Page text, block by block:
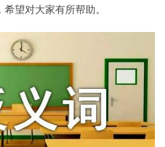
望对大家有所帮助。